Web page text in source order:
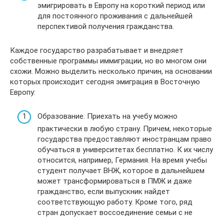
эмигрировать в Европу на короткий период или
для постоянного проживания с дальнейшей
перспективой получения гражданства.
Каждое государство разрабатывает и внедряет
собственные программы иммиграции, но во многом они
схожи. Можно выделить несколько причин, на основании
которых происходит сегодня эмиграция в Восточную
Европу:
Образование. Приехать на учебу можно
практически в любую страну. Причем, некоторые
государства предоставляют иностранцам право
обучаться в университетах бесплатно. К их числу
относится, например, Германия. На время учебы
студент получает ВНЖ, которое в дальнейшем
может трансформироваться в ПМЖ и даже
гражданство, если выпускник найдет
соответствующую работу. Кроме того, ряд
стран допускает воссоединение семьи с не